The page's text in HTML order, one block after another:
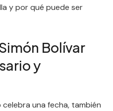
y por qué puede ser
Bolívar
y
una fecha, también